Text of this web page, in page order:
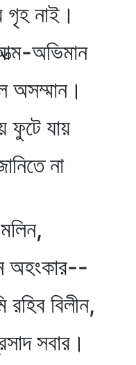
গৃহ নাই।
অভিমান
অসম্মান।
ফুটে যায়
না
অহংকার--
বিলীন,
সবার।